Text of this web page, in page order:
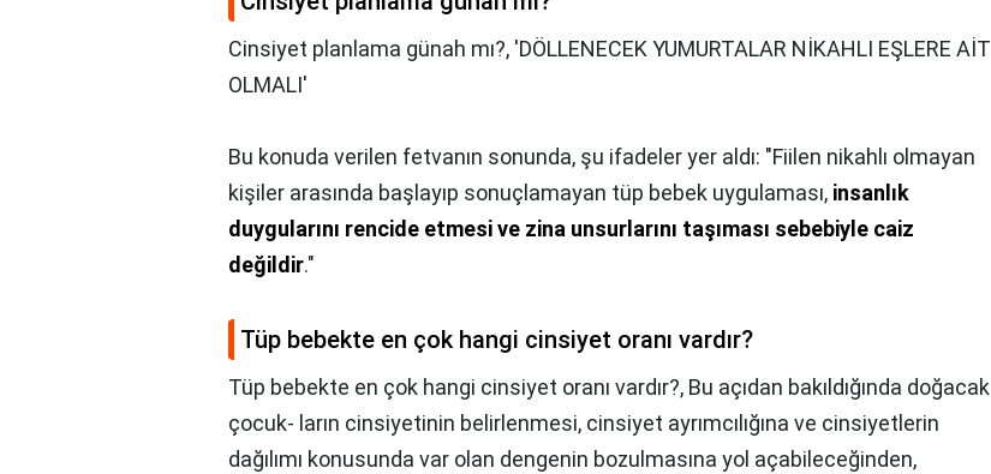
Cinsiyet planlama günah mı?, 'DÖLLENECEK YUMURTALAR NİKAHLI EŞLERE AİT
OLMALI'
Bu konuda verilen fetvanın sonunda, şu ifadeler yer aldı: "Fiilen nikahlı olmayan
kişiler arasında başlayıp sonuçlamayan tüp bebek uygulaması, insanlık
duygularını rencide etmesi ve zina unsurlarını taşıması sebebiyle caiz
değildir."
Tüp bebekte en çok hangi cinsiyet oranı vardır?
Tüp bebekte en çok hangi cinsiyet oranı vardır?, Bu açıdan bakıldığında doğacak
çocuk- ların cinsiyetinin belirlenmesi, cinsiyet ayrımcılığına ve cinsiyetlerin
dağılımı konusunda var olan dengenin bozulmasına yol açabileceğinden,